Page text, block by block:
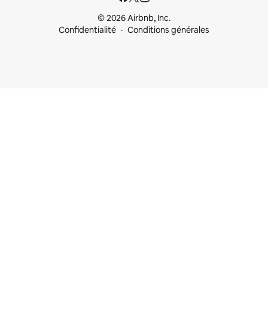
© 2026 Airbnb, Inc.
Confidentialité
Conditions générales